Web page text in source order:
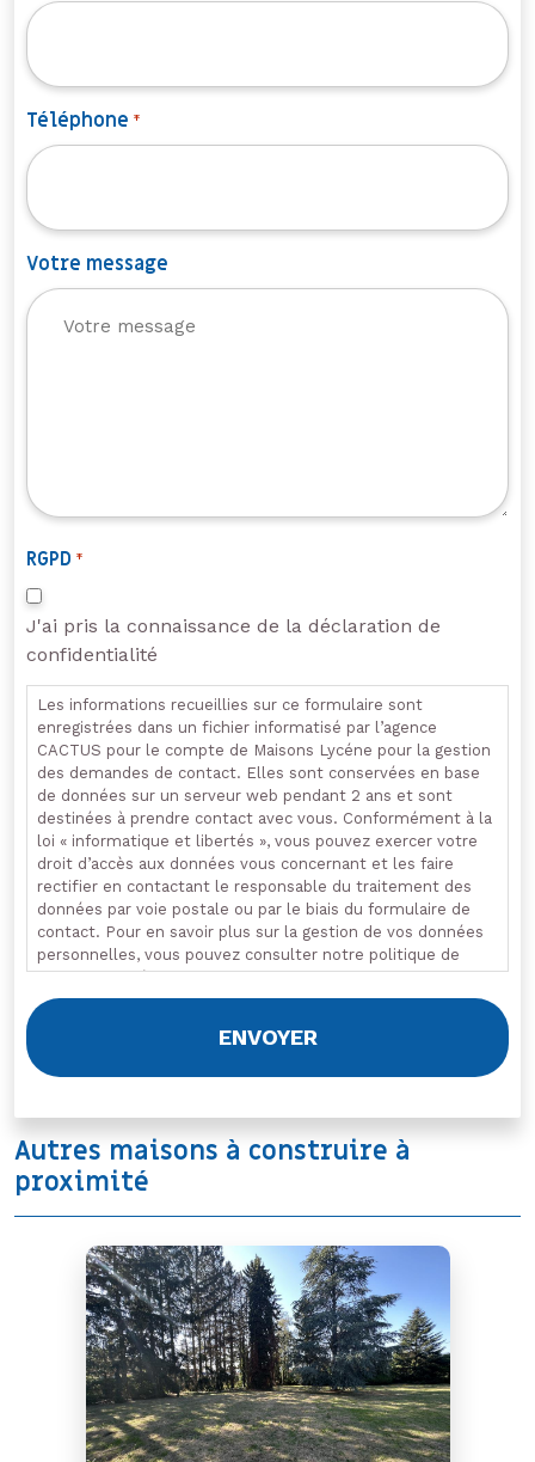
Téléphone *
Votre message
RGPD *
J'ai pris la connaissance de la déclaration de
confidentialité
Les informations recueillies sur ce formulaire sont
enregistrées dans un fichier informatisé par l’agence
CACTUS pour le compte de Maisons Lycéne pour la gestion
des demandes de contact. Elles sont conservées en base
de données sur un serveur web pendant 2 ans et sont
destinées à prendre contact avec vous. Conformément à la
loi « informatique et libertés », vous pouvez exercer votre
droit d’accès aux données vous concernant et les faire
rectifier en contactant le responsable du traitement des
données par voie postale ou par le biais du formulaire de
contact. Pour en savoir plus sur la gestion de vos données
personnelles, vous pouvez consulter notre politique de
confidentialité.
Autres maisons à construire à
proximité